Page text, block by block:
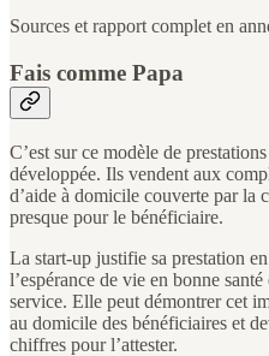
Sources et rapport complet en
Fais comme Papa
C’est sur ce modèle de
développée. Ils vendent aux
d’aide à domicile couverte par la
presque pour le bénéficiaire.
La start-up justifie sa prestation
l’espérance de vie en bonne
service. Elle peut démontrer cet
au domicile des bénéficiaires et
chiffres pour l’attester.